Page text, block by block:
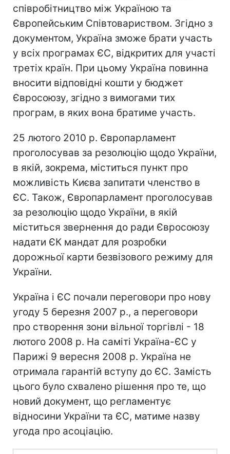
співробітництво між Україною та
Європейським Співтовариством. Згідно з
документом, Україна зможе брати участь
у всіх програмах ЄС, відкритих для участі
третіх країн. При цьому Україна повинна
вносити відповідні кошти у бюджет
Євросоюзу, згідно з вимогами тих
програм, в яких вона братиме участь.
25 лютого 2010 р. Європарламент
проголосував за резолюцію щодо України,
в якій, зокрема, міститься пункт про
можливість Києва запитати членство в
ЄС. Також, Європарламент проголосував
за резолюцію щодо України, в якій
міститься звернення до ради Євросоюзу
надати ЄК мандат для розробки
дорожньої карти безвізового режиму для
України.
Україна і ЄС почали переговори про нову
угоду 5 березня 2007 р., а переговори
про створення зони вільної торгівлі - 18
лютого 2008 р. На саміті Україна-ЄС у
Парижі 9 вересня 2008 р. Україна не
отримала гарантій вступу до ЄС. Замість
цього було схвалено рішення про те, що
новий документ, що регламентує
відносини України та ЄС, матиме назву
угода про асоціацію.